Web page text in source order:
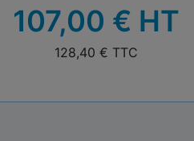
107,00 € HT
128,40 € TTC